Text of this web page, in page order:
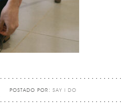
POSTADO POR: SAY I DO